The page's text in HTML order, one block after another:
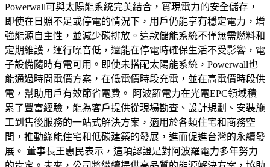
Powerwall可與太陽能系統完美結合，實現電力的安全儲存，
即使在日照不足或停電的情況下，用戶仍能享有穩定電力，增
強能源自主性，並減少碳排放。這款儲能系統不僅無需燃料和
定期維護，運行噪音低，還能在停電時確保生活不受影響，電
子設備隨時有電可用。即使未搭配太陽能系統，Powerwall也
能通過時間電價方案，在低電價時段充電，並在高電價時段供
電，幫助用戶有效節省電費。 阿波羅電力在光電EPC領域積
累了豐富經驗，能為客戶提供從現場勘查、設計規劃、安裝施
工到售後服務的一站式解決方案，適用於各類住宅和商務空
間，推動綠能住宅和低碳建築的發展，進而促進台灣的永續發
展。 董事長王惠民表示，這項認證是對阿波羅電力多年努力